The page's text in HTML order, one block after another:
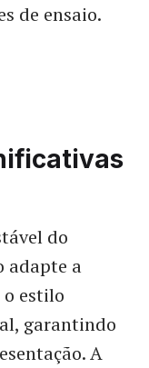
de ensaio.
do
adapte a
estilo
garantindo
A